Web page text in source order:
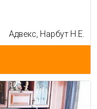
Адвекс, Нарбут Н.Е.